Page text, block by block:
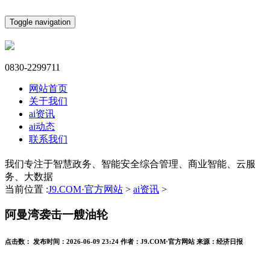
Toggle navigation
0830-2299711
网站首页
关于我们
ai资讯
ai动态
联系我们
我们专注于智慧政务、智能安全综合管理、商业智能、云服
务、大数据
当前位置 :J9.COM·官方网站 > ai资讯 >
阿曼湾袭击一艘油轮
点击数： 发布时间： 2026-06-09 23:24 作者： J9.COM·官方网站 来源： 经济日报